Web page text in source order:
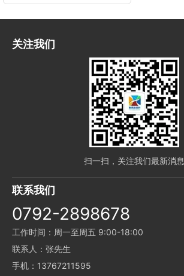
关注我们
扫一扫，关注我们最新消息
联系我们
0792-2898678
工作时间：周一至周五 9:00-18:00
联系人：张先生
手机：13767211595